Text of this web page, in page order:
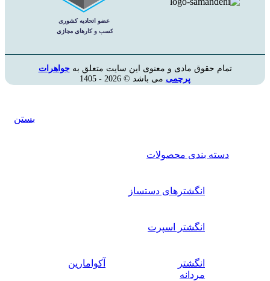
تمام حقوق مادی و معنوی این سایت متعلق بهجواهرات
پرچمی می باشد © 2026 - 1405
بستن
دسته بندی محصولات
انگشترهای دستساز
انگشتر اسپرت
انگشتر
مردانه
آکوامارین